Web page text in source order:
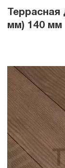
мм) 140 мм